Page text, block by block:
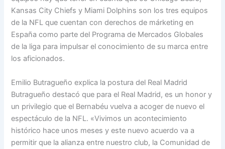
Kansas City Chiefs y Miami Dolphins son los tres equipos
de la NFL que cuentan con derechos de márketing en
España como parte del Programa de Mercados Globales
de la liga para impulsar el conocimiento de su marca entre
los aficionados.
Emilio Butragueño explica la postura del Real Madrid
Butragueño destacó que para el Real Madrid, es un honor y
un privilegio que el Bernabéu vuelva a acoger de nuevo el
espectáculo de la NFL. «Vivimos un acontecimiento
histórico hace unos meses y este nuevo acuerdo va a
permitir que la alianza entre nuestro club, la Comunidad de